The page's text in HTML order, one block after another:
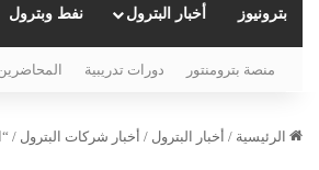
بترونيوز أخبار البترول نفط وبترول
منصة بترومنتور دورات تدريبية
الرئيسية / أخبار البترول / أخبار شركات البترول /